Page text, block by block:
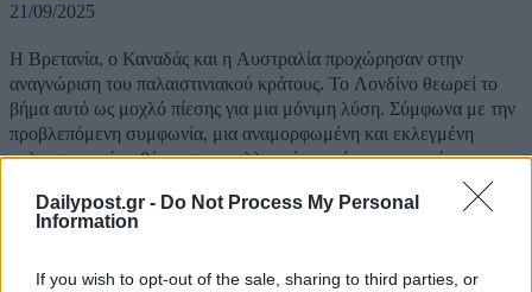
Dailypost.gr - Do Not Process My Personal
Information
If you wish to opt-out of the sale, sharing to third parties, or
21/09/2025
Η Βρετανία, ο Καναδάς και η Αυστραλία προχώρησαν στην
αναγνώριση του παλαιστινιακού κράτους. Το Λονδίνο θεωρεί το
βήμα αυτό ως μοχλό πίεσης για μια μόνιμη λύση. Σύμφωνα με την
προβλεπόμενη συμφωνία, μια αναμορφωμένη και εκλεγμένη
παλαιστινιακή κυβέρνηση, απαλλαγμένη από την επιρροή
της Χαμάς, θα λειτουργεί παράλληλα με το Ισραήλ. Today, to...